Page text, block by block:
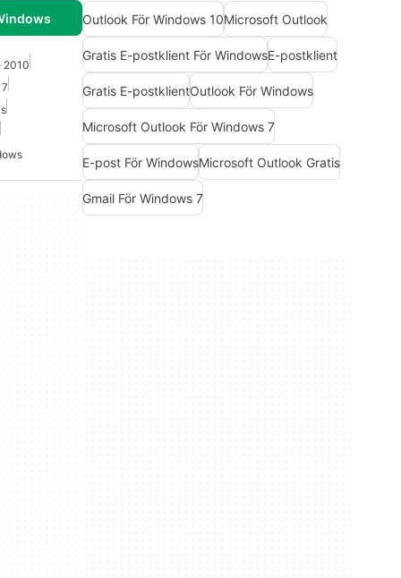
2010
Outlook För Windows 10Microsoft Outlook
Gratis E-postklient För WindowsE-postklient
Gratis E-postklientOutlook För Windows
Microsoft Outlook För Windows 7
E-post För WindowsMicrosoft Outlook Gratis
Gmail För Windows 7